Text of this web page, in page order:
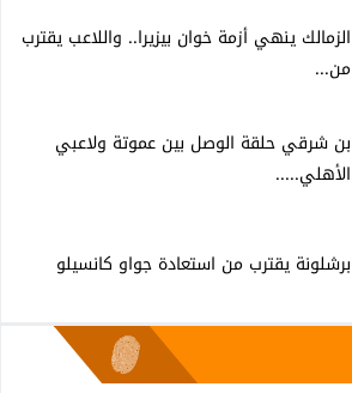
الزمالك ينهي أزمة خوان بيزيرا.. واللاعب يقترب
من...
بن شرقي حلقة الوصل بين عموتة ولاعبي
الأهلي.....
برشلونة يقترب من استعادة جواو كانسيلو